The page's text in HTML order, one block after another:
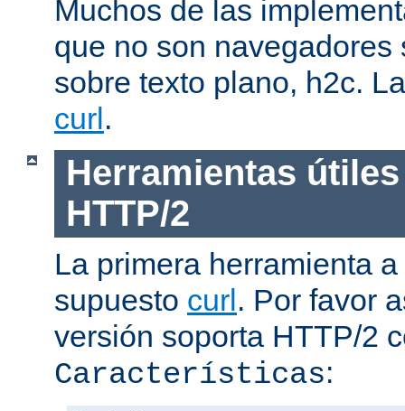
Muchos de las
que no son navegadores
sobre texto plano, h2c.
curl.
Herramientas
HTTP/2
La primera herramienta
supuesto curl. Por favor
versión soporta HTTP/2
Características: